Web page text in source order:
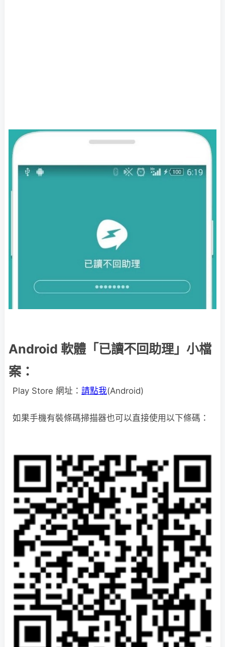
Android 軟體「已讀不回助理」小檔
案：
Play Store 網址： 請點我(Android)
如果手機有裝條碼掃描器也可以直接使用以下條碼：